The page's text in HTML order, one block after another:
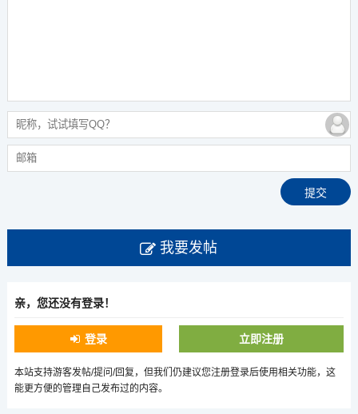
我要发帖
亲，您还没有登录！
登录 立即注册
本站支持游客发帖/提问/回复，但我们仍建议您注册登录后使用相关功能，这
能更方便的管理自己发布过的内容。